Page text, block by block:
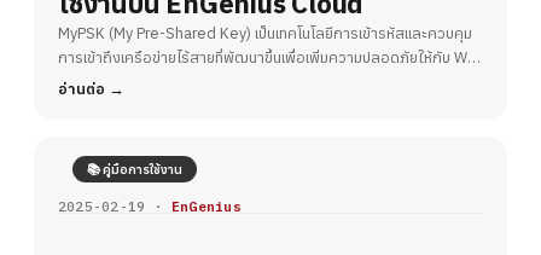
MyPSK (My Pre-Shared Key) เป็นเทคโนโลยีการเข้ารหัสและควบคุม
การเข้าถึงเครือข่ายไร้สายที่พัฒนาขึ้นเพื่อเพิ่มความปลอดภัยให้กับ Wi-
Fi
อ่านต่อ
📚 คู่มือการใช้งาน
2025-02-19 · EnGenius